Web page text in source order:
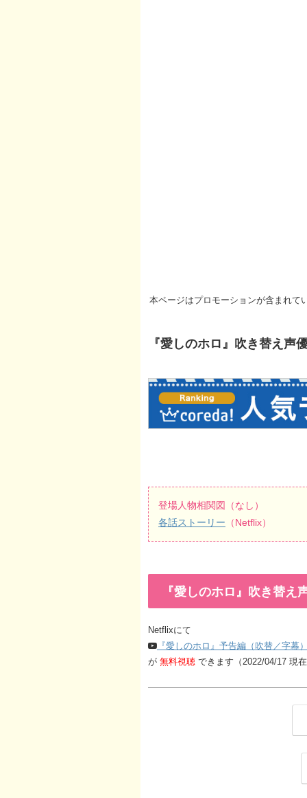
本ページはプロモーションが含まれて
『愛しのホロ』吹き替え声
登場人物相関図（なし）
各話ストーリー （Netflix）
『愛しのホロ』吹き替
Netflixにて
『愛しのホロ』予告編（吹替／字幕）
が 無料視聴 できます（2022/04/17 現在